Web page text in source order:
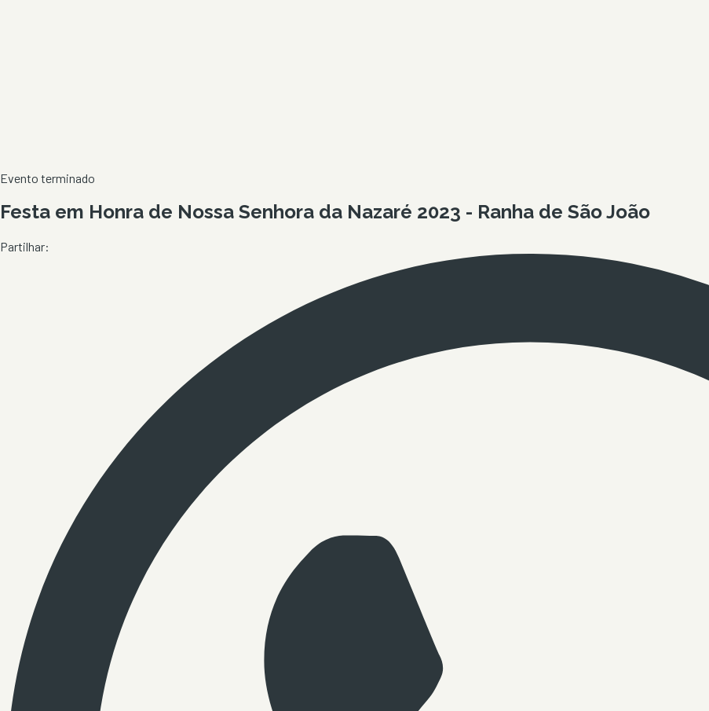
Evento terminado
Festa em Honra de Nossa Senhora da Nazaré 2023 - Ranha de São João
Partilhar: